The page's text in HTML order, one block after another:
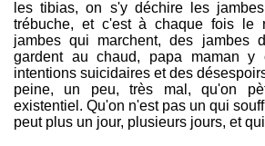
les tibias, on s'y déchire les
trébuche, et c'est à chaque fois le
jambes qui marchent, des jambes
gardent au chaud, papa maman y
intentions suicidaires et des
peine, un peu, très mal, qu'on
existentiel. Qu'on n'est pas un qui
peut plus un jour, plusieurs jours, et